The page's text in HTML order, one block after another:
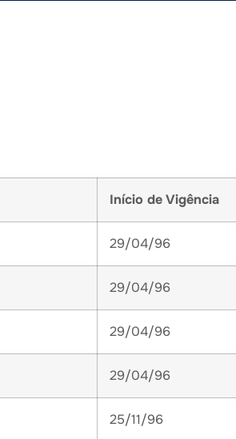
Início de Vigência
29/04/96
29/04/96
29/04/96
29/04/96
25/11/96